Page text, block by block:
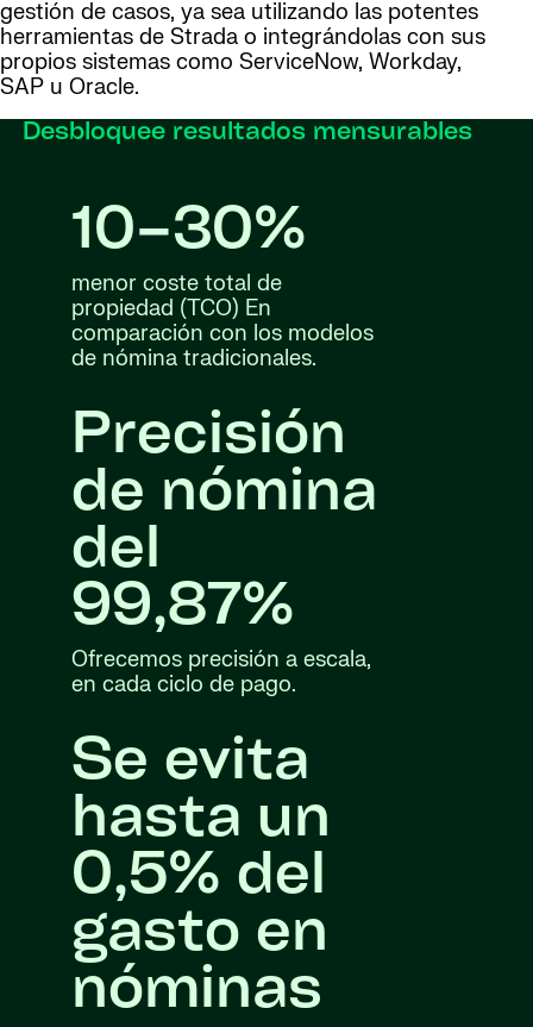
gestión de casos, ya sea utilizando las potentes
herramientas de Strada o integrándolas con sus
propios sistemas como ServiceNow, Workday,
SAP u Oracle.
Desbloquee resultados mensurables
10–30%
menor coste total de
propiedad (TCO) En
comparación con los modelos
de nómina tradicionales.
Precisión
de nómina
del
99,87%
Ofrecemos precisión a escala,
en cada ciclo de pago.
Se evita
hasta un
0,5% del
gasto en
nóminas